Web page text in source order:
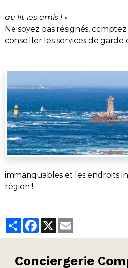
au lit les amis ! »
Ne soyez pas résignés,
conseiller les services de garde
immanquables et les endroits
région !
PartagerFacebook
X
Conciergerie